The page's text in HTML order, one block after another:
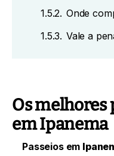
1.5.2. Onde
1.5.3. Vale a
Os melhores
em Ipanema
Passeios em